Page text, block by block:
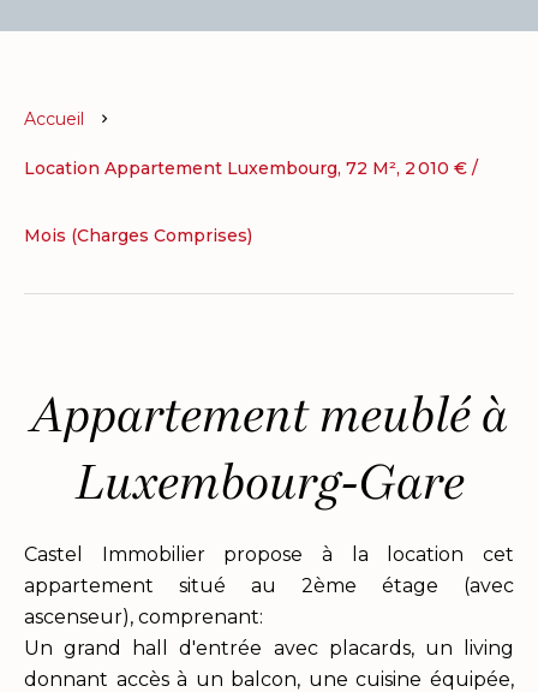
Accueil
Location Appartement Luxembourg, 72 M², 2 010 € /
Mois (Charges Comprises)
Appartement meublé à
Luxembourg-Gare
Castel Immobilier propose à la location cet
appartement situé au 2ème étage (avec
ascenseur), comprenant:
Un grand hall d'entrée avec placards, un living
donnant accès à un balcon, une cuisine équipée,